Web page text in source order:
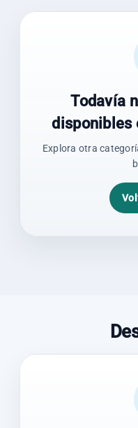
Todavía
disponibles
Explora otra